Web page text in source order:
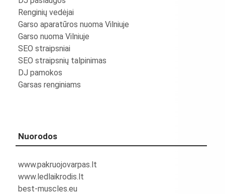
Renginių vedėjai
Garso aparatūros nuoma Vilniuje
Garso nuoma Vilniuje
SEO straipsniai
SEO straipsnių talpinimas
DJ pamokos
Garsas renginiams
Nuorodos
www.pakruojovarpas.lt
www.ledlaikrodis.lt
best-muscles.eu